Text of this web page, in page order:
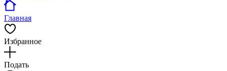
Главная
Избранное
Подать